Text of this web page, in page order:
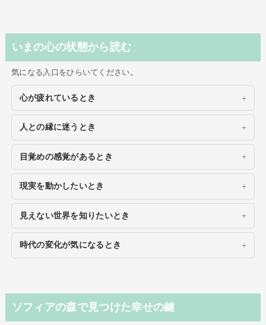
いまの心の状態から読む
気になる入口をひらいてください。
心が疲れているとき
人との縁に迷うとき
目覚めの感覚があるとき
現実を動かしたいとき
見えない世界を知りたいとき
時代の変化が気になるとき
ソフィアの森で見つけた幸せの鍵